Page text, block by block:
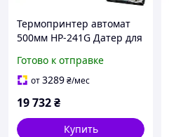
Термопринтер автомат
500мм HP-241G Датер для
термопечати 50см
Контактный
принтер
Готово к отправке
от3289₴/мес
19 732₴
Купить